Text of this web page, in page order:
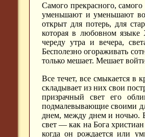
Самого прекрасного,
уменьшают и уменьшают
открыт для потерь, для
которая в любовном языке
череду утра и вечера,
Бесполезно огораживать
только мешает. Мешает
Все течет, все смыкается
складывает из них свои
призрачный свет его
подмалевывающие своими
днем, между днем и ночью.
свет — как на Бога
когда он рождается или